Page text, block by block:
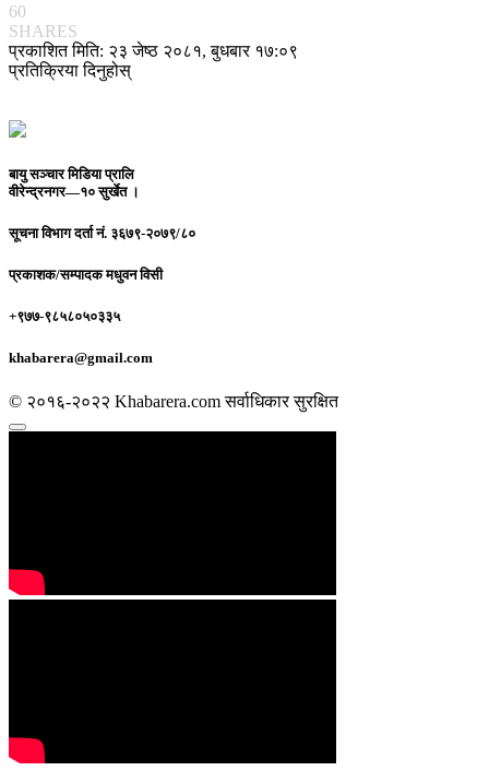
60
SHARES
प्रकाशित मिति: २३ जेष्ठ २०८१, बुधबार १७:०९
प्रतिक्रिया दिनुहोस्
बायु सञ्चार मिडिया प्रालि
वीरेन्द्रनगर—१० सुर्खेत ।
सूचना विभाग दर्ता नं. ३६७९-२०७९/८०
प्रकाशक/सम्पादकमधुवन विसी
+९७७-९८५८०५०३३५
khabarera@gmail.com
© २०१६-२०२२ Khabarera.com सर्वाधिकार सुरक्षित